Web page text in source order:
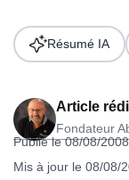
Article
Fondateur
Publié le 08/08/
Mis à jour le 08/08/
Résumé IA